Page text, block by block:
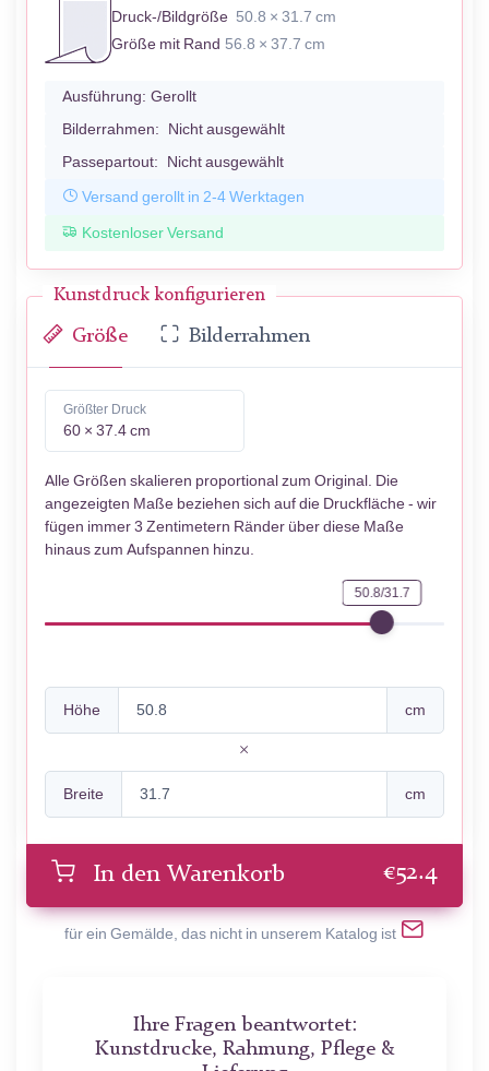
Druck-/Bildgröße 50.8 × 31.7 cm
Größe mit Rand 56.8 × 37.7 cm
Ausführung: Gerollt
Bilderrahmen: Nicht ausgewählt
Passepartout: Nicht ausgewählt
Versand gerollt in 2-4 Werktagen
Kostenloser Versand
Kunstdruck konfigurieren
Größe Bilderrahmen
Größter Druck
60 × 37.4 cm
Alle Größen skalieren proportional zum Original. Die
angezeigten Maße beziehen sich auf die Druckfläche - wir
fügen immer 3 Zentimetern Ränder über diese Maße
hinaus zum Aufspannen hinzu.
50.8/31.7
Höhe cm
Breite cm
In den Warenkorb €52.4
für ein Gemälde, das nicht in unserem Katalog ist
Ihre Fragen beantwortet:
Kunstdrucke, Rahmung, Pflege &